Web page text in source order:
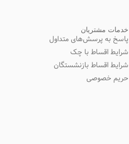
خدمات مشتریان
پاسخ به پرسش‌های متداول
شرایط اقساط با چک
شرایط اقساط بازنشستگان
حریم خصوصی